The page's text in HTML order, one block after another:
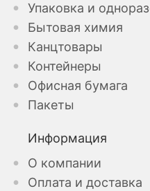
Упаковка и
Бытовая химия
Канцтовары
Контейнеры
Офисная бумага
Пакеты
Информация
О компании
Оплата и доставка